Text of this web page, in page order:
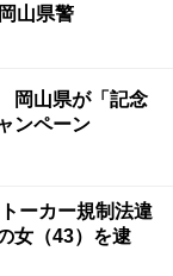
山県警
岡山県が「記念
ンペーン
ーカー規制法違
女（43）を逮